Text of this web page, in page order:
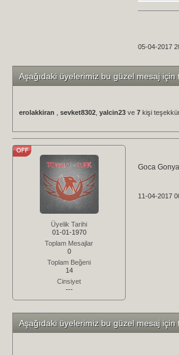
05-04-2017
Aşağıdaki üyelerimiz bu güzel mesaj
erolakkiran sevket8302 yalcin23 ve 7 kişi
Üyelik Tarihi
01-01-1970
Toplam Mesajlar
0
Toplam Beğeni
14
Cinsiyet
---
Goca
11-04-2017
Aşağıdaki üyelerimiz bu güzel mesaj